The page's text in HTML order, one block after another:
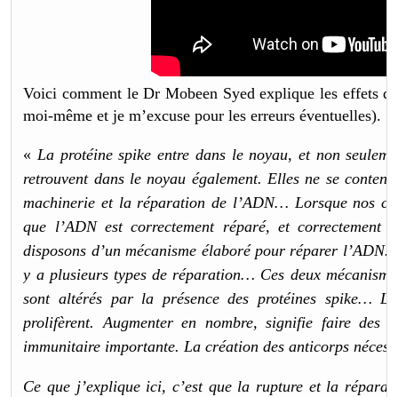
Voici comment le Dr Mobeen Syed explique les effets
moi-même et je m’excuse pour les erreurs éventuelles).
«La protéine spike entre dans le noyau, et non
retrouvent dans le noyau également. Elles ne se
machinerie et la réparation de l’ADN… Lorsque nos
que l’ADN est correctement réparé, et
disposons d’un mécanisme élaboré pour réparer
y a plusieurs types de réparation… Ces deux
sont altérés par la présence des protéines spike…
prolifèrent. Augmenter en nombre, signifie faire des
immunitaire importante. La création des anticorps
Ce que j’explique ici, c’est que la rupture et la